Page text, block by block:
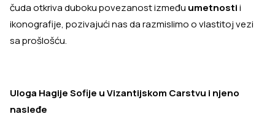
čuda otkriva duboku povezanost između umetnostii
ikonografije, pozivajući nas da razmislimo o vlastitoj vezi
sa prošlošću.
Uloga Hagije Sofije u Vizantijskom Carstvu i njeno
nasleđe